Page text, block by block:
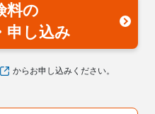
料の
申し込み
からお申し込みください。